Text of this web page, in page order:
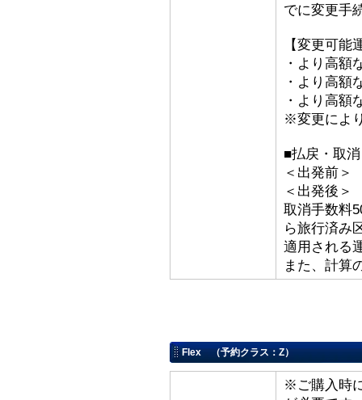
でに変更手
【変更可能
・より高額
・より高額
・より高額
※変更によ
■払戻・取
＜出発前＞
＜出発後
取消手数料
ら旅行済み
適用される
また、計算
Flex （予約クラス：Z）
※ご購入時